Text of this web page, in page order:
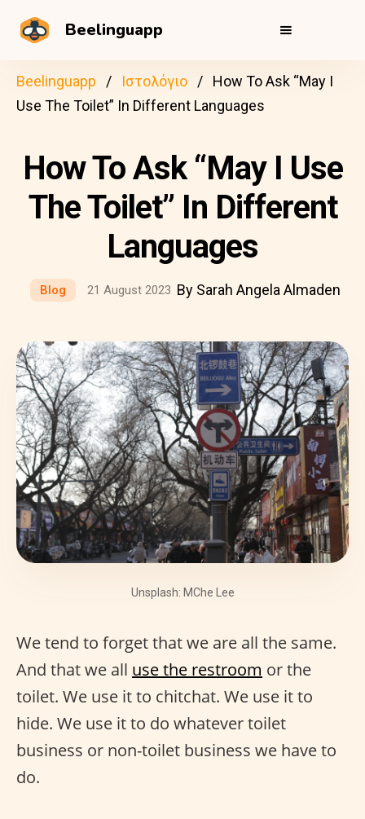
Beelinguapp
Beelinguapp Ιστολόγιο
How To Ask “May I
Use The Toilet” In Different Languages
How To Ask “May I Use
The Toilet” In Different
Languages
Blog 21 August 2023 By Sarah Angela Almaden
Unsplash: MChe Lee
We tend to forget that we are all the same.
And that we all use the restroom or the
toilet. We use it to chitchat. We use it to
hide. We use it to do whatever toilet
business or non-toilet business we have to
do.